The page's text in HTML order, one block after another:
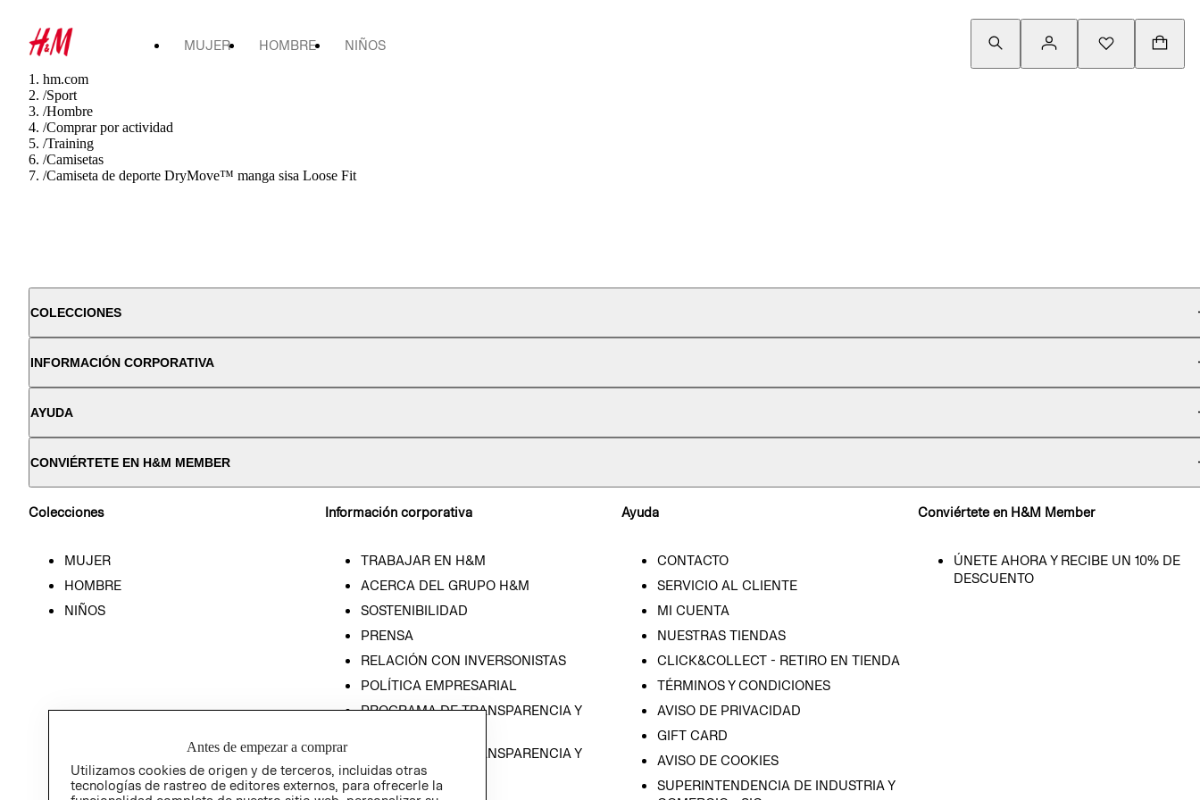
MUJER HOMBRE NIÑOS
hm.com
/Sport
/Hombre
/Comprar por actividad
/Training
/Camisetas
/Camiseta de deporte DryMove™ manga sisa Loose Fit
COLECCIONES
INFORMACIÓN CORPORATIVA
AYUDA
CONVIÉRTETE EN H&M MEMBER
Colecciones
MUJER
HOMBRE
NIÑOS
Información corporativa
TRABAJAR EN H&M
ACERCA DEL GRUPO H&M
SOSTENIBILIDAD
PRENSA
RELACIÓN CON INVERSONISTAS
POLÍTICA EMPRESARIAL
PROGRAMA DE TRANSPARENCIA Y
PROGRAMA DE TRANSPARENCIA Y
ÉTICA (INGLÉS)
Ayuda
CONTACTO
SERVICIO AL CLIENTE
MI CUENTA
NUESTRAS TIENDAS
CLICK&COLLECT - RETIRO EN TIENDA
TÉRMINOS Y CONDICIONES
AVISO DE PRIVACIDAD
GIFT CARD
AVISO DE COOKIES
SUPERINTENDENCIA DE INDUSTRIA Y
Conviértete en H&M Member
ÚNETE AHORA Y RECIBE UN 10% DE
DESCUENTO
Antes de empezar a comprar
Utilizamos cookies de origen y de terceros, incluidas otras
tecnologías de rastreo de editores externos, para ofrecerle la